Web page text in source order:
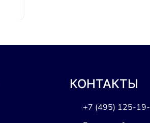
КОНТАКТЫ
+7 (495) 125-